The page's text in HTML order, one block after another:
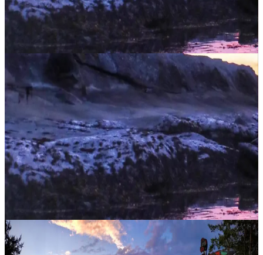
2105,00 CA$
17 ottobre 2026
01:00
Gabriola, Canada
Couples Alive: Vivere e Amare
Hai già partecipato a Couples Alive: Foundation e senti che è
arrivato il momento di fare un passo in più? Couples Alive: Living
and Loving offre alle coppie in una relazione primaria l’occasione di
p...
2105,00 CA$
22 ottobre 2026
Gabriola, Canada